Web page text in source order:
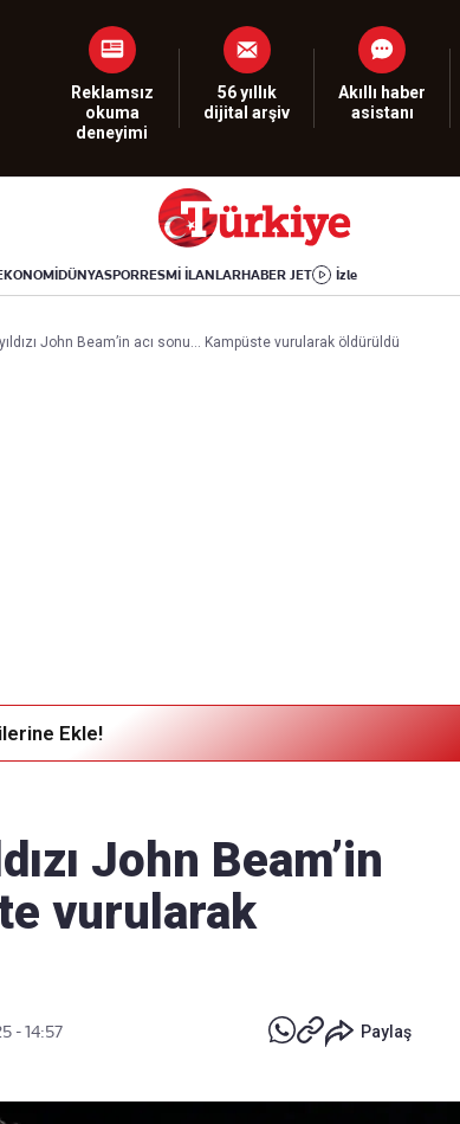
Reklamsız
okuma
deneyimi
56 yıllık
dijital arşiv
Akıllı haber
asistanı
DÜNYASPORRESMİ İLANLARHABER JET İzle
Orta Doğu
Avrupa
Amerika
İsrail-Gazze
Yaşam
Sağlık
Hava Durumu
Yemek
Aktüel
Kültür-Sanat
Sinema
Arkeoloji
Kitap
John Beam’in acı sonu… Kampüste vurularak öldürüldü
Ekle!
John Beam’in
vurularak
- 14:57 Paylaş